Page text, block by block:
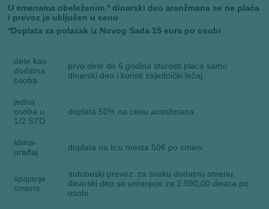
U smenama obeleženim * dinarski deo aranžmana se ne plaća
i prevoz je uključen u cenu
*Doplata za polazak iz Novog Sada 15 eura po osobi
dete kao
dodatna
osoba
prvo dete do 6 godina starosti plaća samo
dinarski deo i koristi zajednički ležaj
jedna
osoba u
1/2 STD
doplata 50% na cenu aranžmana
klima-
uređaj
doplata na licu mesta 50€ po smeni
spajanje
smena
autobuski prevoz: za svaku dodatnu smenu,
dinarski deo se umanjuje za 2.990,00 dinara po
osobi